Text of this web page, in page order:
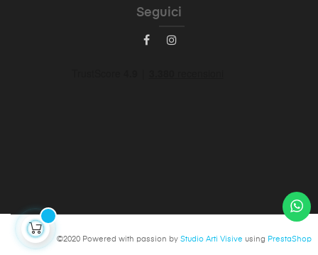
Seguici
©2020 Powered with passion by Studio Arti Visive using PrestaShop